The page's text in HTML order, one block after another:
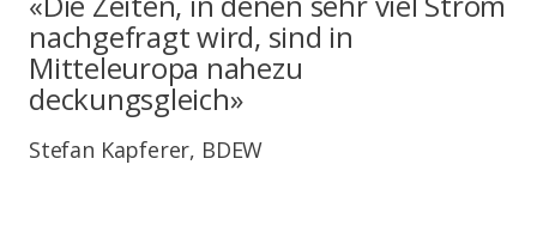
nachgefragt wird, sind in
Mitteleuropa nahezu
deckungsgleich»
Stefan Kapferer, BDEW